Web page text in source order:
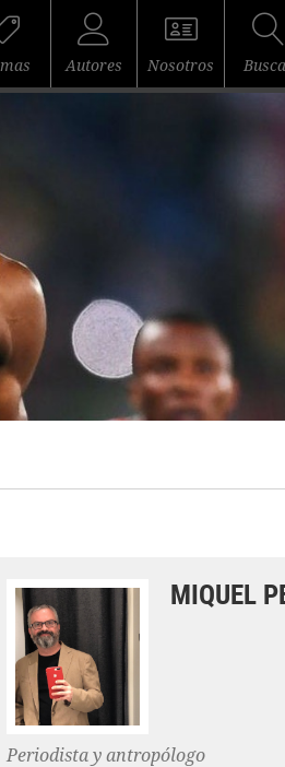
Autores Nosotros
MIQUEL
Periodista y antropólogo